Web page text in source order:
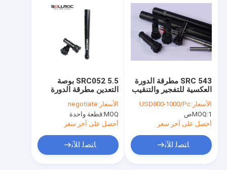
SRC052 5.5 بوصة
التعدين مطرقة الدورة
العكسية ، مطرقة ثالثة
دائمة
الأسعار:negotiate
MOQ: قطعة واحدة
أحصل على آخر سعر
ﺎﺘﺼﻟ ﺍﻶﻧ
SRC 543 مطرقة الدورة
العكسية للتفجير والتنقيب
عن المناجم والحفر
الأسعار:USD800-1000/Pc
MOQ:1ص
أحصل على آخر سعر
ﺎﺘﺼﻟ ﺍﻶﻧ